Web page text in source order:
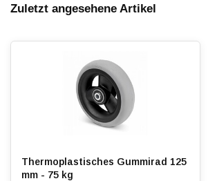
Zuletzt angesehene Artikel
Thermoplastisches Gummirad 125
mm - 75 kg